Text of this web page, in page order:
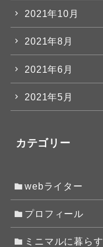
2021年10月
2021年8月
2021年6月
2021年5月
カテゴリー
webライター
プロフィール
ミニマルに暮らす